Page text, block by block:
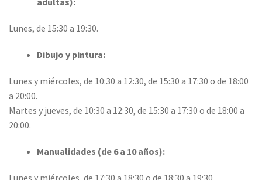
Lunes, de 15:30 a 19:30.
Dibujo y pintura:
Lunes y miércoles, de 10:30 a 12:30, de 15:30 a 17:30 o de 18:00
a 20:00.
Martes y jueves, de 10:30 a 12:30, de 15:30 a 17:30 o de 18:00 a
20:00.
Manualidades (de 6 a 10 años):